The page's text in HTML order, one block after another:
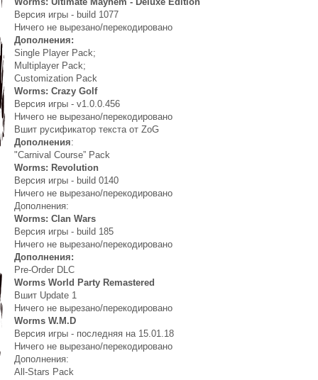
Версия игры - build 1077
Ничего не вырезано/перекодировано
Дополнения:
Single Player Pack;
Multiplayer Pack;
Customization Pack
Worms: Crazy Golf
Версия игры - v1.0.0.456
Ничего не вырезано/перекодировано
Вшит русификатор текста от ZoG
Дополнения:
"Carnival Course” Pack
Worms: Revolution
Версия игры - build 0140
Ничего не вырезано/перекодировано
Дополнения:
Worms: Clan Wars
Версия игры - build 185
Ничего не вырезано/перекодировано
Дополнения:
Pre-Order DLC
Worms World Party Remastered
Вшит Update 1
Ничего не вырезано/перекодировано
Worms W.M.D
Версия игры - последняя на 15.01.18
Ничего не вырезано/перекодировано
Дополнения:
All-Stars Pack